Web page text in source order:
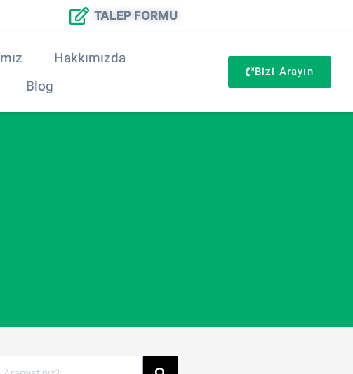
TALEP FORMU
Hakkımızda
Blog
Bizi Arayın